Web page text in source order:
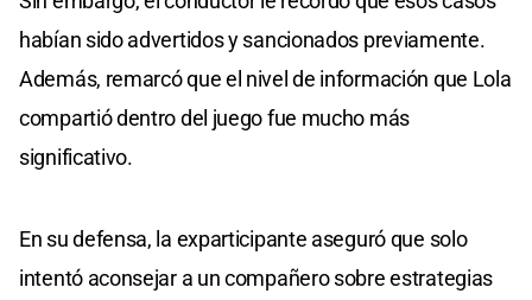
habían sido advertidos y sancionados previamente.
Además, remarcó que el nivel de información que Lola
compartió dentro del juego fue mucho más
significativo.
En su defensa, la exparticipante aseguró que solo
intentó aconsejar a un compañero sobre estrategias